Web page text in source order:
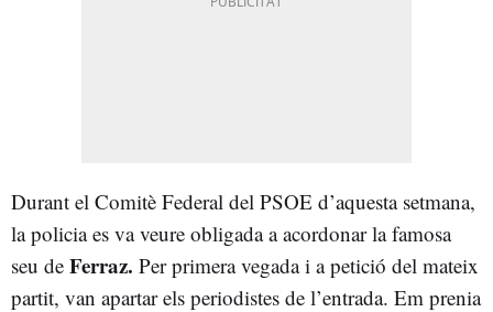
Durant el Comitè Federal del PSOE d’aquesta setmana,
la policia es va veure obligada a acordonar la famosa
seu de Ferraz. Per primera vegada i a petició del mateix
partit, van apartar els periodistes de l’entrada. Em prenia